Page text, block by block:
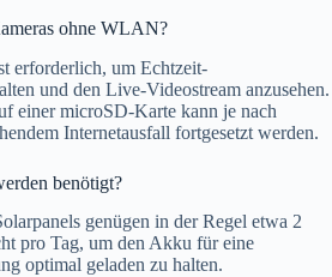
ohne WLAN?
erforderlich, um Echtzeit-
und den Live-Videostream anzusehen.
einer microSD-Karte kann je nach
Internetausfall fortgesetzt werden.
benötigt?
genügen in der Regel etwa 2
pro Tag, um den Akku für eine
optimal geladen zu halten.